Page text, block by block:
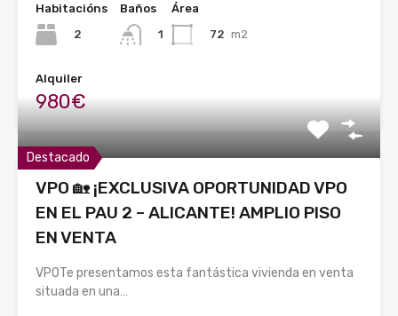
Habitacións
2
Baños
1
Área
72 m2
Alquiler
980€
Destacado
VPO 🏡 ¡EXCLUSIVA OPORTUNIDAD VPO
EN EL PAU 2 – ALICANTE! AMPLIO PISO
EN VENTA
VPOTe presentamos esta fantástica vivienda en venta
situada en una…